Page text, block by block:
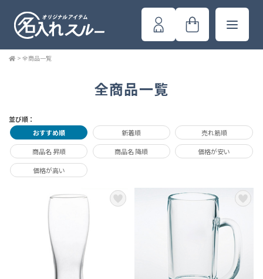
> 全商品一覧
全商品一覧
並び順：
おすすめ順
新着順 売れ筋順
商品名 昇順 商品名 降順 価格が安い
価格が高い